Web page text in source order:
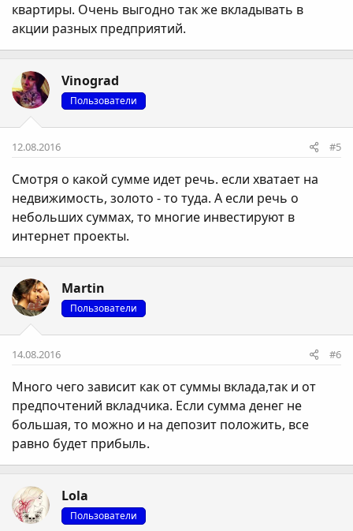
квартиры. Очень выгодно так же вкладывать в
акции разных предприятий.
Vinograd
Пользователи
12.08.2016 #5
Смотря о какой сумме идет речь. если хватает на
недвижимость, золото - то туда. А если речь о
небольших суммах, то многие инвестируют в
интернет проекты.
Martin
Пользователи
14.08.2016 #6
Много чего зависит как от суммы вклада,так и от
предпочтений вкладчика. Если сумма денег не
большая, то можно и на депозит положить, все
равно будет прибыль.
Lola
Пользователи